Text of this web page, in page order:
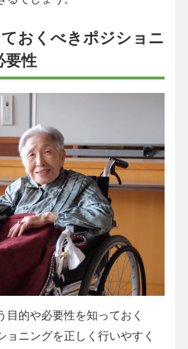
おくべきポジショニ
要性
目的や必要性を知っておく
ョニングを正しく行いやすく